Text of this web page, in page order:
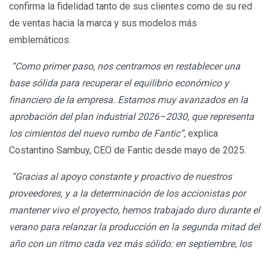
confirma la fidelidad tanto de sus clientes como de su red
de ventas hacia la marca y sus modelos más
emblemáticos.
“Como primer paso, nos centramos en restablecer una
base sólida para recuperar el equilibrio económico y
financiero de la empresa. Estamos muy avanzados en la
aprobación del plan industrial 2026–2030, que representa
los cimientos del nuevo rumbo de Fantic”, explica
Costantino Sambuy, CEO de Fantic desde mayo de 2025.
“Gracias al apoyo constante y proactivo de nuestros
proveedores, y a la determinación de los accionistas por
mantener vivo el proyecto, hemos trabajado duro durante el
verano para relanzar la producción en la segunda mitad del
año con un ritmo cada vez más sólido: en septiembre, los